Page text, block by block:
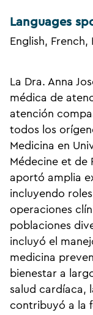
Languages
English,
La Dra. Anna
médica de
atención
todos los
Medicina en
Médecine et de
aportó amplia
incluyendo
operaciones
poblaciones
incluyó el
medicina
bienestar a
salud cardíaca,
contribuyó a la